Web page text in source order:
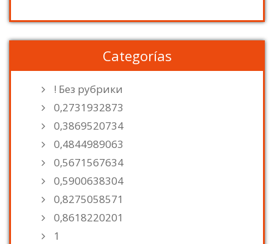
Categorías
! Без рубрики
0,2731932873
0,3869520734
0,4844989063
0,5671567634
0,5900638304
0,8275058571
0,8618220201
1